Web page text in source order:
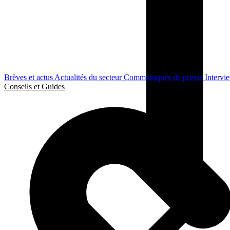
Brèves et actus Actualités du secteurCommuniqués de presse
Conseils et Guides